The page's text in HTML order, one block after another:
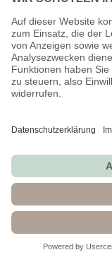
1.Bitte öffne
2.Klicke auf
PS: Ohne deine